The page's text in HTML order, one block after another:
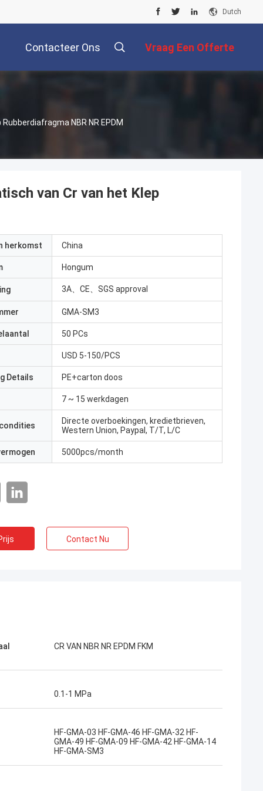
Dutch
Contacteer Ons Vraag Een Offerte
NBR NR EPDM
van Cr van het Klep
herkomst China
Hongum
3A、CE、SGS approval
GMA-SM3
50 PCs
USD 5-150/PCS
Details PE+carton doos
7 ~ 15 werkdagen
Directe overboekingen, kredietbrieven,
Western Union, Paypal, T/T, L/C
5000pcs/month
Contact Nu
CR VAN NBR NR EPDM FKM
0.1-1 MPa
HF-GMA-03 HF-GMA-46 HF-GMA-32 HF-
GMA-49 HF-GMA-09 HF-GMA-42 HF-GMA-14
HF-GMA-SM3